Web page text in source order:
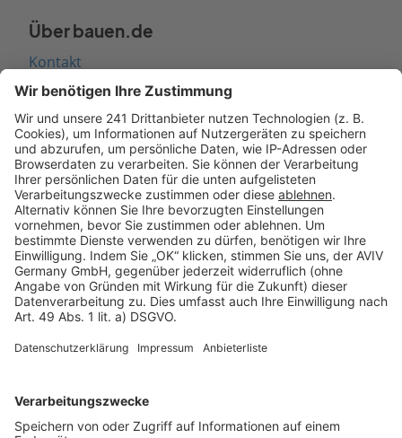
Über bauen.de
Kontakt
Seitenaufbau
Barrierefreiheit
Cookie Einstellungen
Rechtliches
AGB-Übersicht
Datenschutz
Impressum
Services
Bauprojekt-Quiz